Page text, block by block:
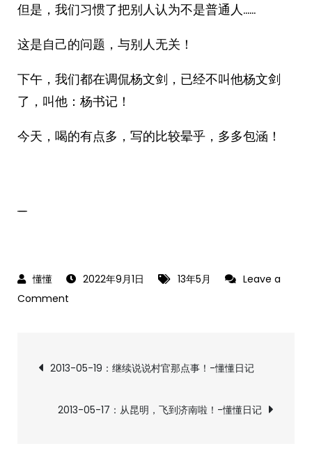
但是，我们习惯了把别人认为不是普通人……
这是自己的问题，与别人无关！
下午，我们都在调侃杨文剑，已经不叫他杨文剑
了，叫他：杨书记！
今天，喝的有点多，写的比较晕乎，多多包涵！
_
2022年9月1日 13年5月
Leave a
Comment
当
村
文
章
2013-05-19：继续说说村官那点事！-懂懂日记
2013-05-17：从昆明，飞到济南啦！-懂懂日记